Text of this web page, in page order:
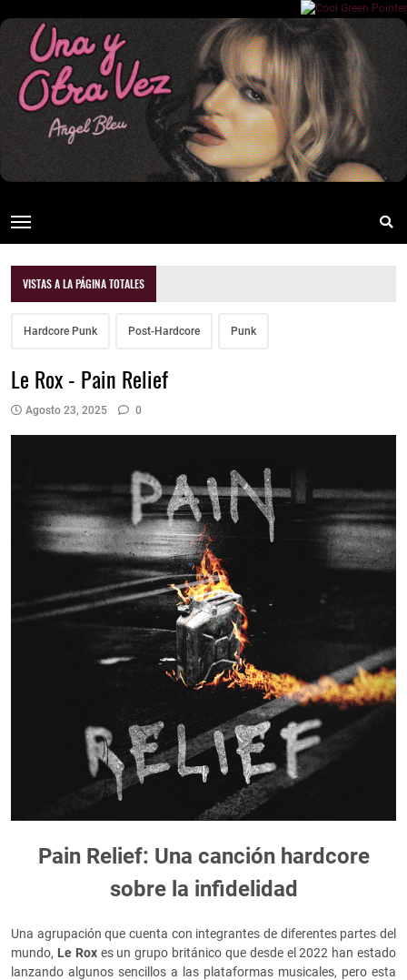
VISTAS A LA PÁGINA TOTALES
Hardcore Punk Post-Hardcore Punk
Le Rox - Pain Relief
Agosto 23, 2025 0
Pain Relief: Una canción hardcore
sobre la infidelidad
Una agrupación que cuenta con integrantes de diferentes partes del
mundo, Le Roxes un grupo británico que desde el 2022 han estado
lanzando algunos sencillos a las plataformas musicales, pero esta